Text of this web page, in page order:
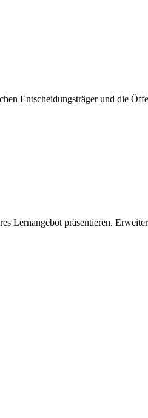
Entscheidungsträger und die
Lernangebot präsentieren.